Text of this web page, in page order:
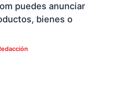
puedes anunciar
bienes o